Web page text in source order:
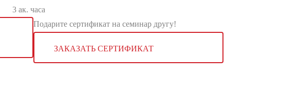
3 ак. часа
Подарите сертификат на семинар другу!
ЗАКАЗАТЬ СЕРТИФИКАТ